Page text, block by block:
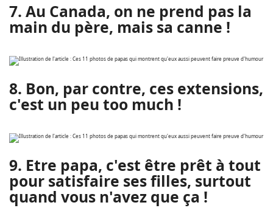
7. Au Canada, on ne prend pas la
main du père, mais sa canne !
8. Bon, par contre, ces extensions,
c'est un peu too much !
9. Etre papa, c'est être prêt à tout
pour satisfaire ses filles, surtout
quand vous n'avez que ça !